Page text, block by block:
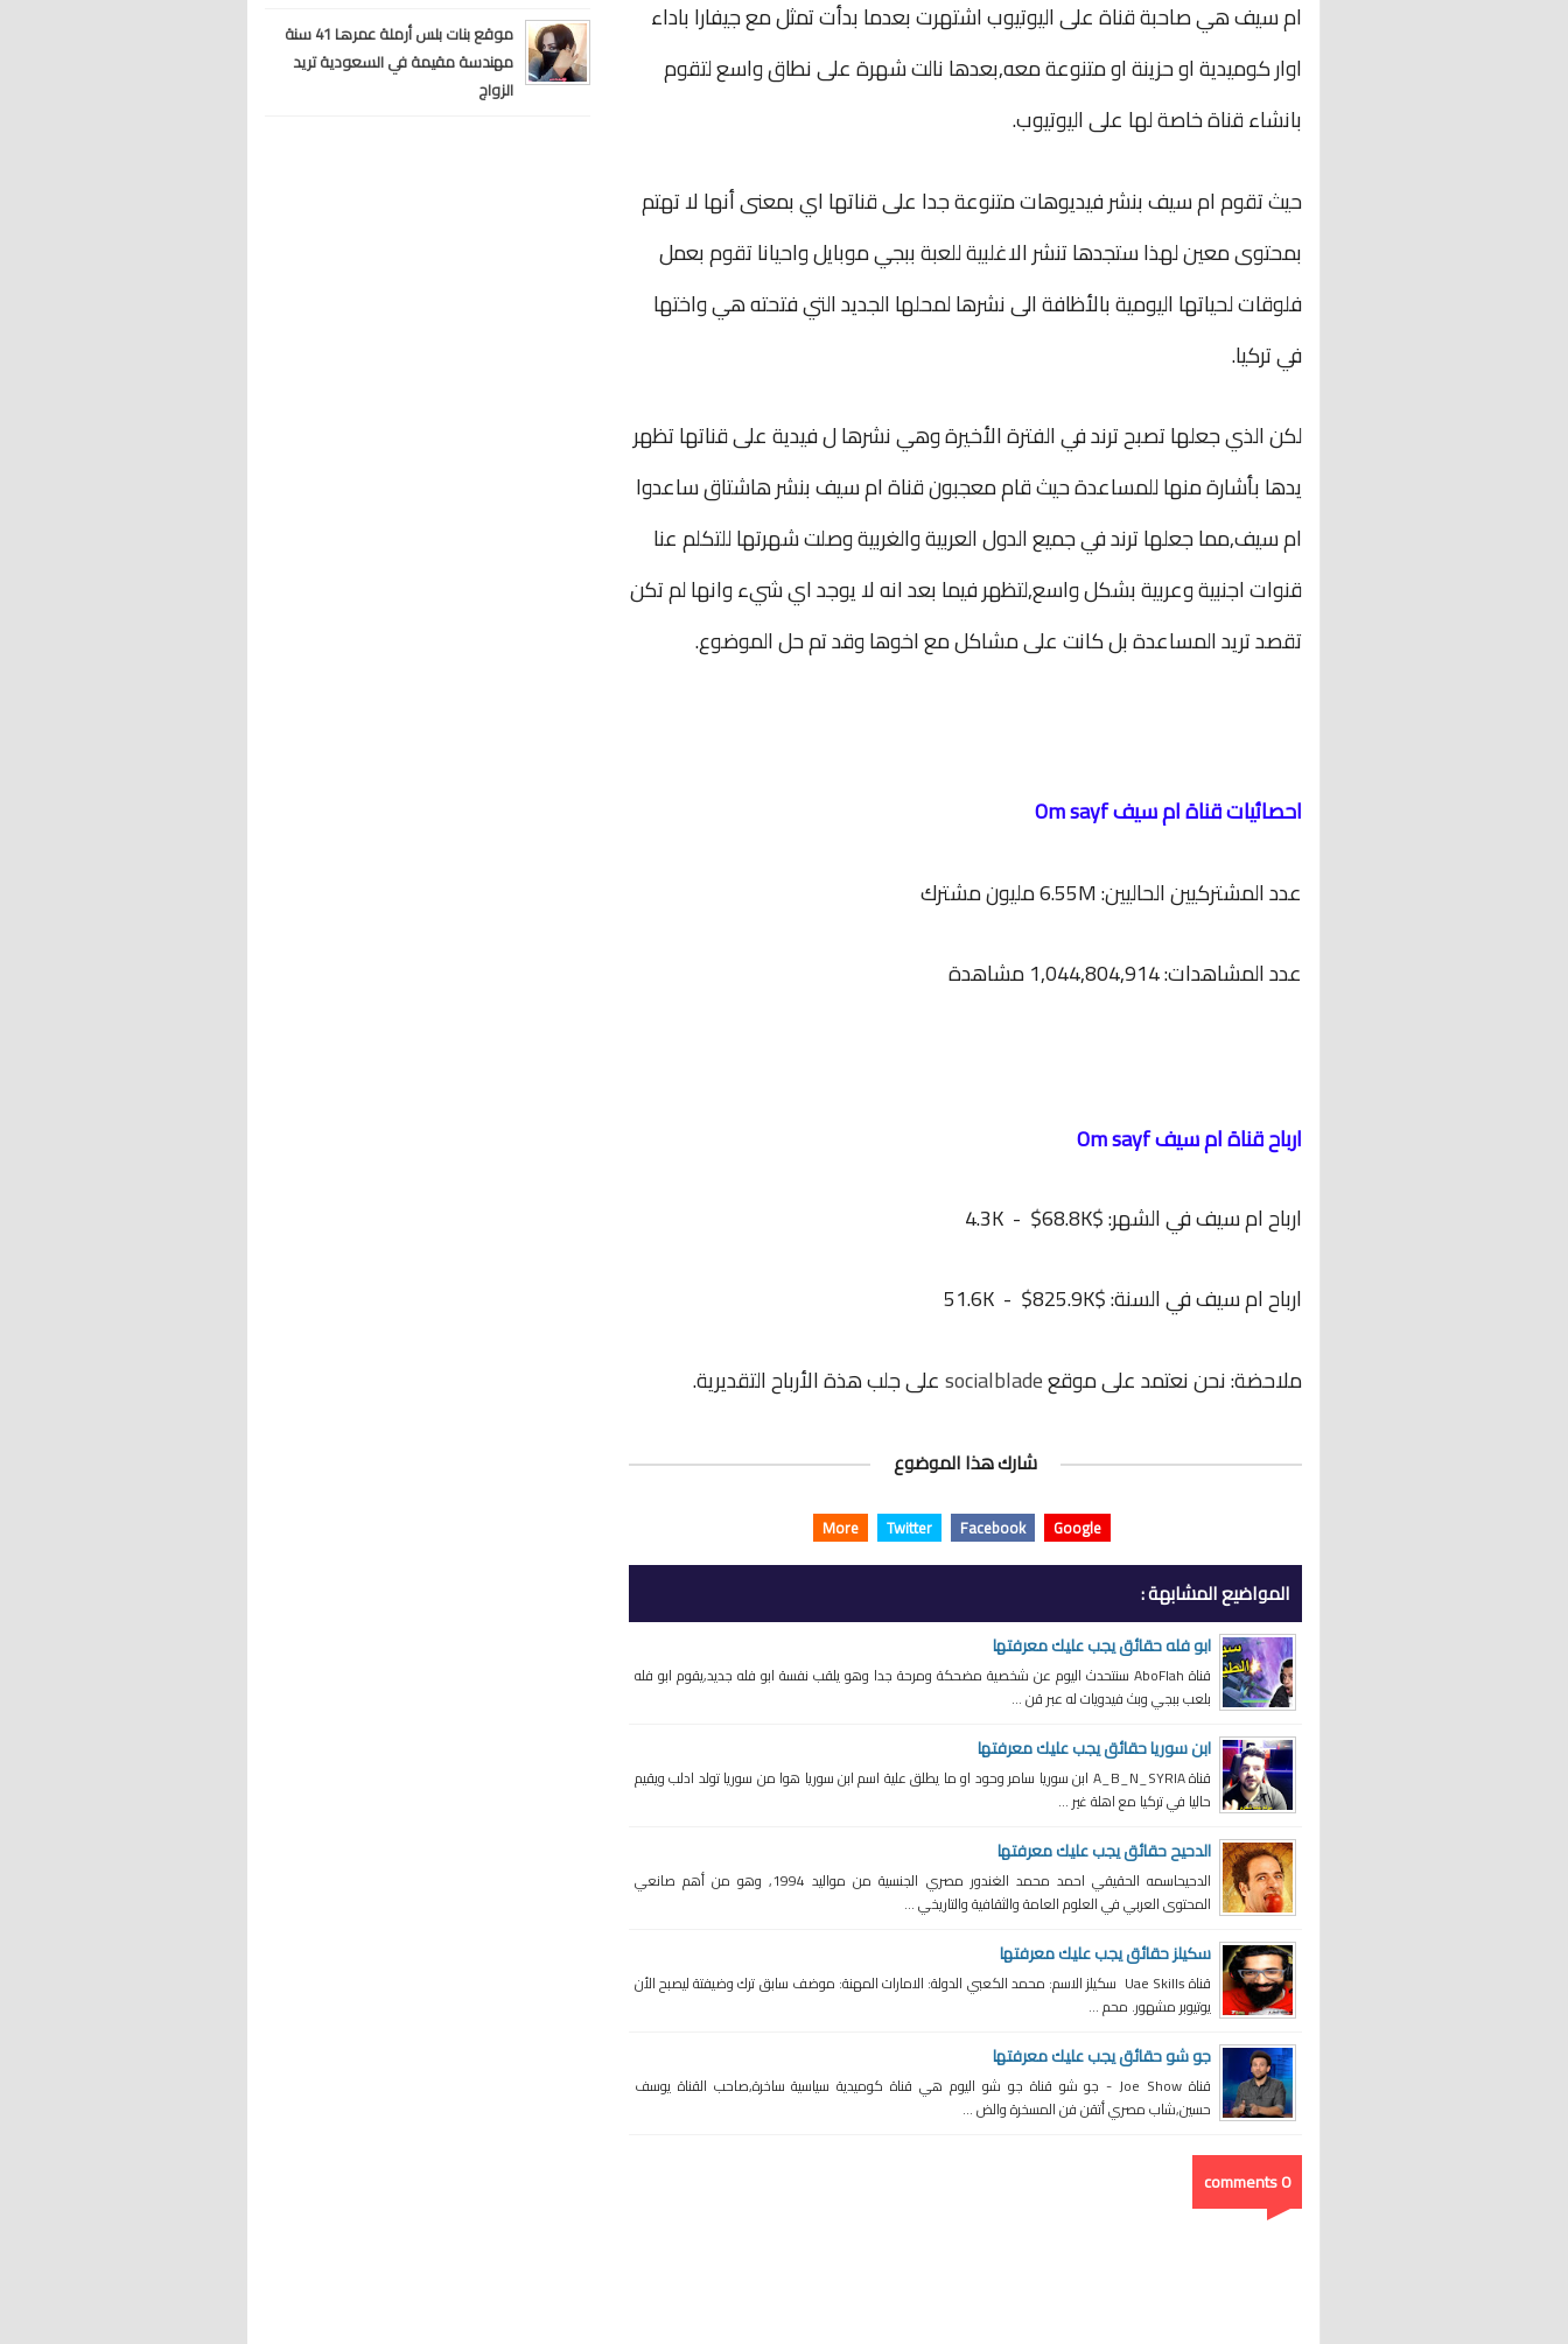
ام سيف هي صاحبة قناة على اليوتيوب اشتهرت بعدما بدأت تمثل مع جيفارا باداء
اوار كوميدية او حزينة او متنوعة معه,بعدها نالت شهرة على نطاق واسع لتقوم
بانشاء قناة خاصة لها على اليوتيوب.
حيث تقوم ام سيف بنشر فيديوهات متنوعة جدا على قناتها اي بمعنى أنها لا تهتم
بمحتوى معين لهذا ستجدها تنشر الاغلبية للعبة ببجي موبايل واحيانا تقوم بعمل
فلوقات لحياتها اليومية بالأظافة الى نشرها لمحلها الجديد التي فتحته هي واختها
في تركيا.
لكن الذي جعلها تصبح ترند في الفترة الأخيرة وهي نشرها ل فيدية على قناتها تظهر
يدها بأشارة منها للمساعدة حيث قام معجبون قناة ام سيف بنشر هاشتاق ساعدوا
ام سيف,مما جعلها ترند في جميع الدول العربية والغربية وصلت شهرتها للتكلم عنا
قنوات اجنبية وعربية بشكل واسع,لتظهر فيما بعد انه لا يوجد اي شيء وانها لم تكن
تقصد تريد المساعدة بل كانت على مشاكل مع اخوها وقد تم حل الموضوع.
احصائيات قناة ام سيف Om sayf
عدد المشتركيين الحاليين: 6.55M مليون مشترك
عدد المشاهدات: 1,044,804,914 مشاهدة
ارباح قناة ام سيف Om sayf
ارباح ام سيف في الشهر: $4.3K - $68.8K
ارباح ام سيف في السنة: $51.6K - $825.9K
ملاحضة: نحن نعتمد على موقعsocialbladeعلى جلب هذة الأرباح التقديرية.
شارك هذا الموضوع
Google
Facebook
Twitter
More
المواضيع المشابهة :
ابو فله حقائق يجب عليك معرفتها
قناة AboFlah سنتحدث اليوم عن شخصية مضحكة ومرحة جدا وهو يلقب نفسة ابو فله جديد,يقوم ابو فله
بلعب ببجي وبث فيدويات له عبر قن ...
ابن سوريا حقائق يجب عليك معرفتها
قناة A_B_N_SYRIA ابن سوريا سامر وحود او ما يطلق علية اسم ابن سوريا هوا من سوريا تولد ادلب ويقيم
حاليا في تركيا مع اهلة غير ...
الدحيح حقائق يجب عليك معرفتها
الدحيحاسمه الحقيقي احمد محمد الغندور مصري الجنسية من مواليد 1994, وهو من أهم صانعي
المحتوى العربي في العلوم العامة والثقافية والتاريخي ...
سكيلز حقائق يجب عليك معرفتها
قناة Uae Skills سكيلز الاسم: محمد الكعبي الدولة: الامارات المهنة: موضف سابق ترك وضيفتة ليصبح الأن
يوتيوبر مشهور. محم ...
جو شو حقائق يجب عليك معرفتها
قناة Joe Show - جو شو قناة جو شو اليوم هي قناة كوميدية سياسية ساخرة,صاحب القناة يوسف
حسين,شاب مصري أتقن فن المسخرة والض ...
0 comments
موقع بنات بلس أرملة عمرها 41 سنة
مهندسة مقيمة في السعودية تريد
الزواج